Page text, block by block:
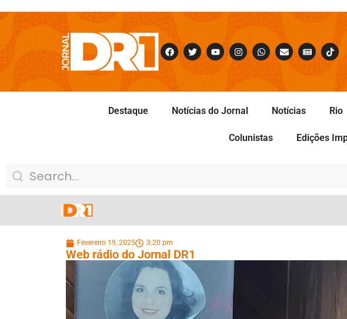
Destaque Notícias do Jornal Notícias Rio
Colunistas Edições
Fevereiro 19, 2025 3:20 pm
Web rádio do Jornal DR1